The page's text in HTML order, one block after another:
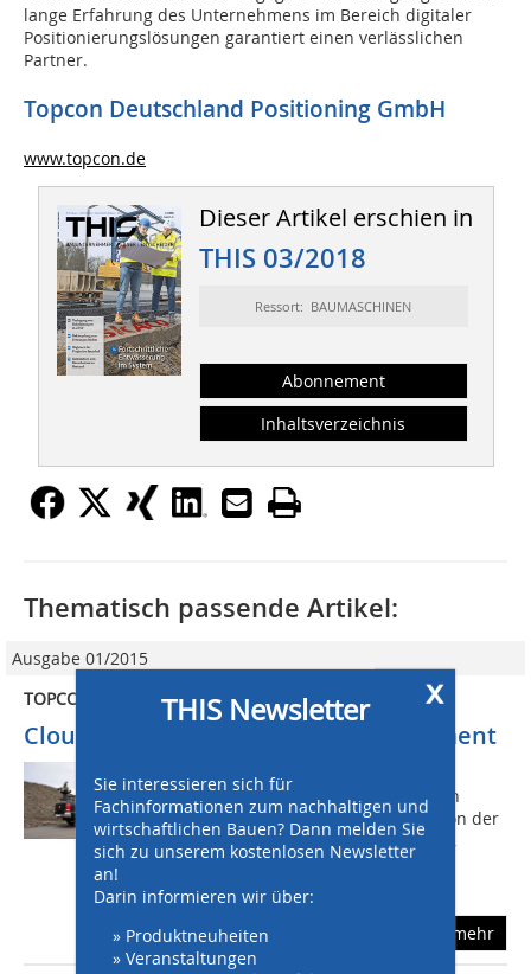
lange Erfahrung des Unternehmens im Bereich digitaler
Positionierungslösungen garantiert einen verlässlichen
Partner.
Topcon Deutschland Positioning GmbH
www.topcon.de
Dieser Artikel erschien in
THIS 03/2018
Ressort: BAUMASCHINEN
Abonnement
Inhaltsverzeichnis
x
THIS Newsletter
Sie interessieren sich für
Fachinformationen zum nachhaltigen und
wirtschaftlichen Bauen? Dann melden Sie
sich zu unserem kostenlosen Newsletter
an!
Darin informieren wir über:
» Produktneuheiten
» Veranstaltungen
Thematisch passende Artikel:
Ausgabe 01/2015
TOPCON DEUTSCHLAND POSITIONING GMBH
Cloud-basiertes Baustellen-Management
Baumaschinen mit modernen,
automatischen Steuerungen gestatten
einen reibungslosen Datentransfer von der
Planung auf die Baustelle und zurück,
gleichzeitig garantieren sie eine hohe
Präzision in der...
mehr